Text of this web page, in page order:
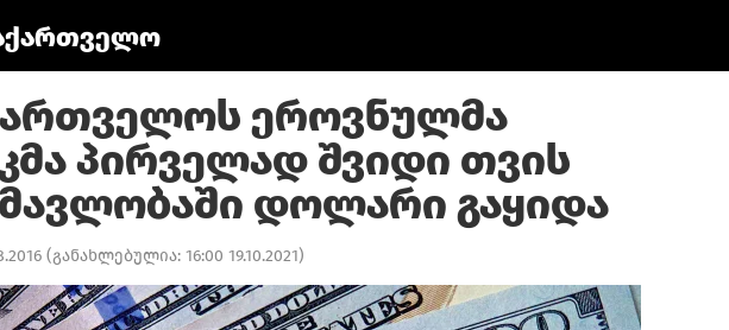
ეროვნულმა
პირველად შვიდი თვის
დოლარი გაყიდა
(განახლებულია: 16:00 19.10.2021)